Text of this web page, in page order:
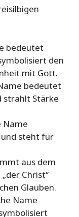
bedeutet
den
mit Gott.
bedeutet
strahlt Stärke
Name
und steht für
aus dem
Christ“
Glauben.
Name